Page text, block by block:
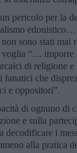
pericolo per la
sono stati mai
“… imporre
di religione
che
e oppositori”.
di ognuno di
e sulla
decodificare i
alla pratica